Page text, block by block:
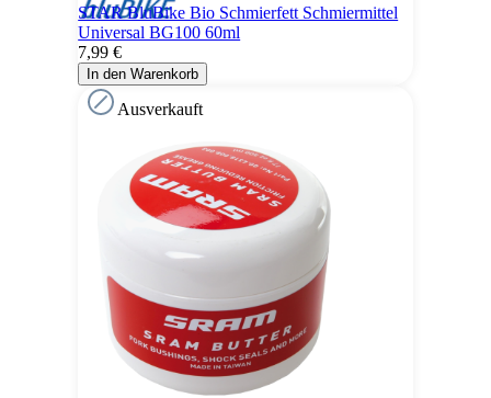
STAR BluBike Bio Schmierfett Schmiermittel
Universal BG100 60ml
7,99 €
In den Warenkorb
Ausverkauft